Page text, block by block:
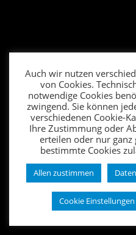
Auch wir nutzen
von Cookies.
notwendige Cookies
zwingend. Sie können
verschiedenen Cookie-
Ihre Zustimmung oder
erteilen oder nur ganz
bestimmte Cookies
Allen zustimmen
Cookie Einstellungen